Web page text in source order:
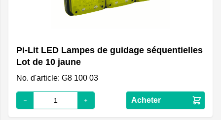
Pi-Lit LED Lampes de guidage séquentielles
Lot de 10 jaune
No. d'article: G8 100 03
Acheter